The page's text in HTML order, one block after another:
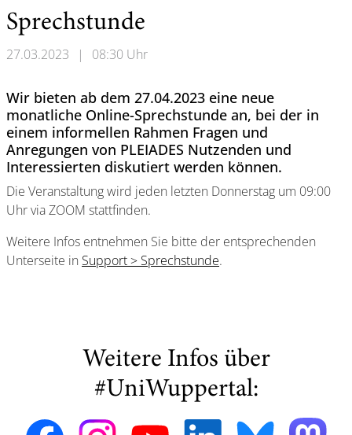
Sprechstunde
27.03.2023 | 08:30 Uhr
Wir bieten ab dem 27.04.2023 eine neue
monatliche Online-Sprechstunde an, bei der in
einem informellen Rahmen Fragen und
Anregungen von PLEIADES Nutzenden und
Interessierten diskutiert werden können.
Die Veranstaltung wird jeden letzten Donnerstag um 09:00
Uhr via ZOOM stattfinden.
Weitere Infos entnehmen Sie bitte der entsprechenden
Unterseite in Support > Sprechstunde.
Weitere Infos über
#UniWuppertal: